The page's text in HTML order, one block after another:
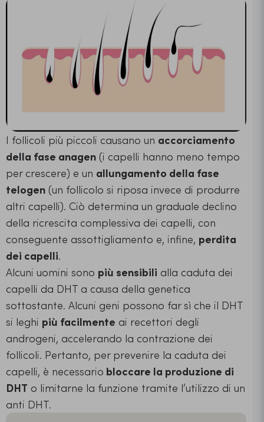
I follicoli più piccoli causano un accorciamento
della fase anagen (i capelli hanno meno tempo
per crescere) e un allungamento della fase
telogen (un follicolo si riposa invece di produrre
altri capelli). Ciò determina un graduale declino
della ricrescita complessiva dei capelli, con
conseguente assottigliamento e, infine, perdita
dei capelli.
Alcuni uomini sono più sensibili alla caduta dei
capelli da DHT a causa della genetica
sottostante. Alcuni geni possono far sì che il DHT
si leghi più facilmente ai recettori degli
androgeni, accelerando la contrazione dei
follicoli. Pertanto, per prevenire la caduta dei
capelli, è necessario bloccare la produzione di
DHT o limitarne la funzione tramite l’utilizzo di un
anti DHT.